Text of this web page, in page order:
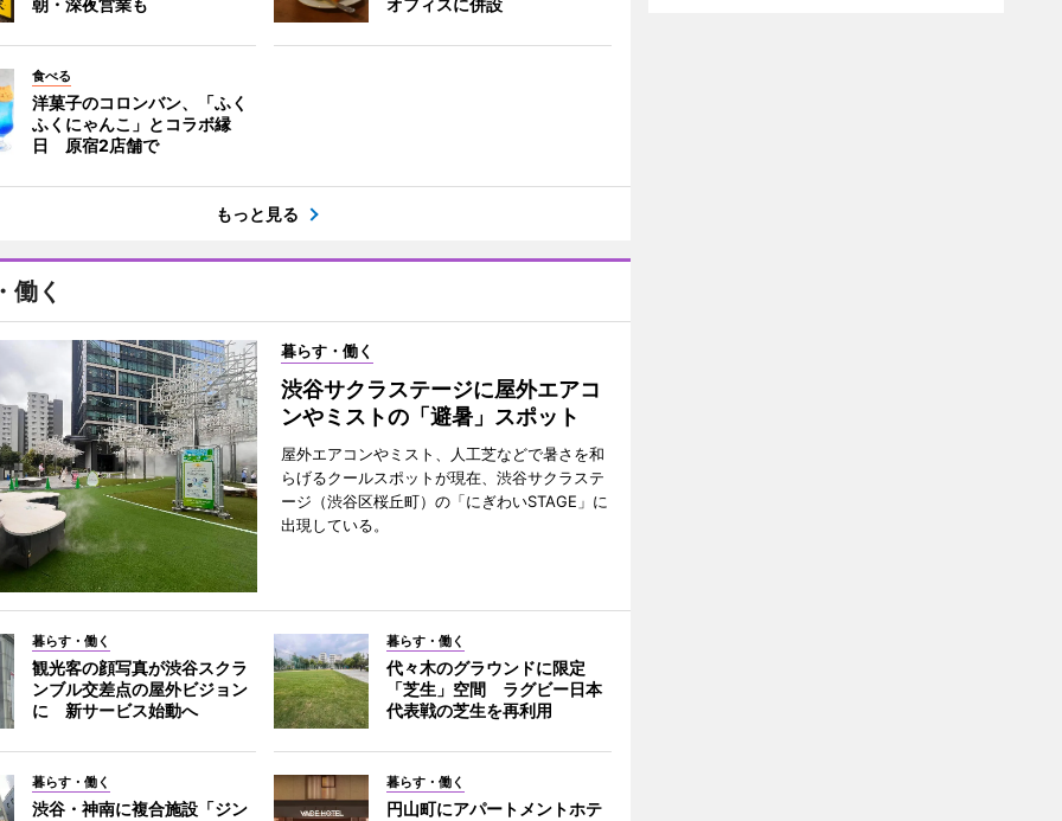
朝・深夜営業も
オフィスに併設
食べる
洋菓子のコロンバン、「ふく
ふくにゃんこ」とコラボ縁
日 原宿2店舗で
もっと見る
働く
暮らす・働く
渋谷サクラステージに屋外エアコ
ンやミストの「避暑」スポット
屋外エアコンやミスト、人工芝などで暑さを和
らげるクールスポットが現在、渋谷サクラステ
ージ（渋谷区桜丘町）の「にぎわいSTAGE」に
出現している。
暮らす・働く
観光客の顔写真が渋谷スクラ
ンブル交差点の屋外ビジョン
に 新サービス始動へ
暮らす・働く
代々木のグラウンドに限定
「芝生」空間 ラグビー日本
代表戦の芝生を再利用
暮らす・働く
渋谷・神南に複合施設「ジン
暮らす・働く
円山町にアパートメントホテ